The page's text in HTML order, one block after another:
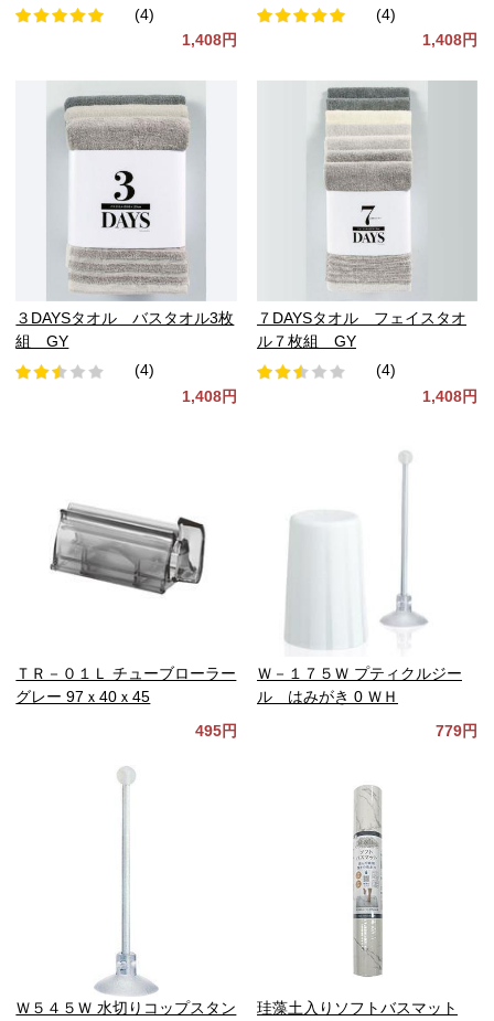
(4)
1,408円
(4)
1,408円
３DAYSタオル バスタオル3枚
組 GY
(4)
1,408円
７DAYSタオル フェイスタオ
ル７枚組 GY
(4)
1,408円
ＴＲ－０１Ｌ チューブローラー
グレー 97ｘ40ｘ45
495円
Ｗ－１７５Ｗ プティクルジー
ル はみがき 0 ＷＨ
779円
Ｗ５４５Ｗ 水切りコップスタン
珪藻土入りソフトバスマット